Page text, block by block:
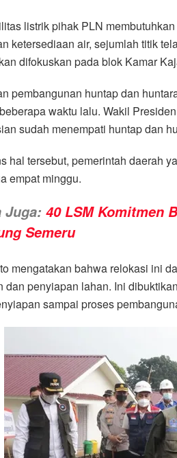
listrik pihak PLN
ketersediaan air, sejumlah titik
difokuskan pada blok Kamar
pembangunan huntap dan
waktu lalu. Wakil
sudah menempati huntap dan
hal tersebut, pemerintah daerah
empat minggu.
Juga: 40 LSM Komitmen
Semeru
mengatakan bahwa relokasi ini
dan penyiapan lahan. Ini
sampai proses